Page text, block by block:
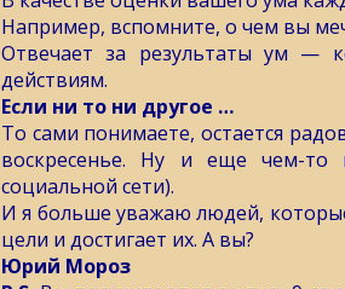
Например, вспомните, о чем вы
Отвечает за результаты ум —
действиям.
Если ни то ни другое …
То сами понимаете, остается
воскресенье. Ну и еще чем-то
социальной сети).
И я больше уважаю людей,
цели и достигает их. А вы?
Юрий Мороз